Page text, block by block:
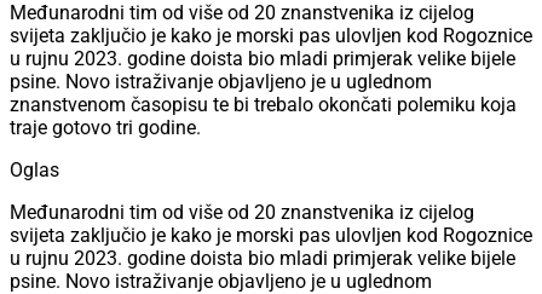
Međunarodni tim od više od 20 znanstvenika iz cijelog
svijeta zaključio je kako je morski pas ulovljen kod Rogoznice
u rujnu 2023. godine doista bio mladi primjerak velike bijele
psine. Novo istraživanje objavljeno je u uglednom
znanstvenom časopisu te bi trebalo okončati polemiku koja
traje gotovo tri godine.
Oglas
Međunarodni tim od više od 20 znanstvenika iz cijelog
svijeta zaključio je kako je morski pas ulovljen kod Rogoznice
u rujnu 2023. godine doista bio mladi primjerak velike bijele
psine. Novo istraživanje objavljeno je u uglednom